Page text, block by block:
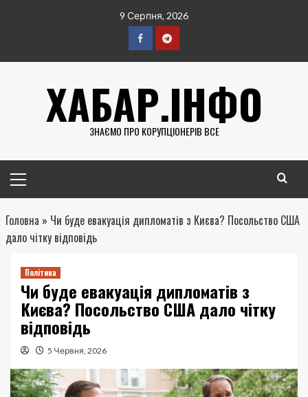
9 Серпня, 2026
FacebookTelegram
ХАБАР.ІНФО
ЗНАЄМО ПРО КОРУПЦІОНЕРІВ ВСЕ
меню
Головна » Чи буде евакуація дипломатів з Києва? Посольство США
дало чітку відповідь
Політика
Чи буде евакуація дипломатів з
Києва? Посольство США дало чітку
відповідь
5 Червня, 2026